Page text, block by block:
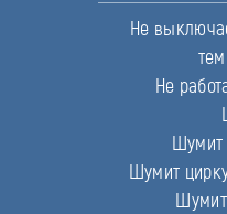
Не
Не
Шумит
Шумит
Шумит